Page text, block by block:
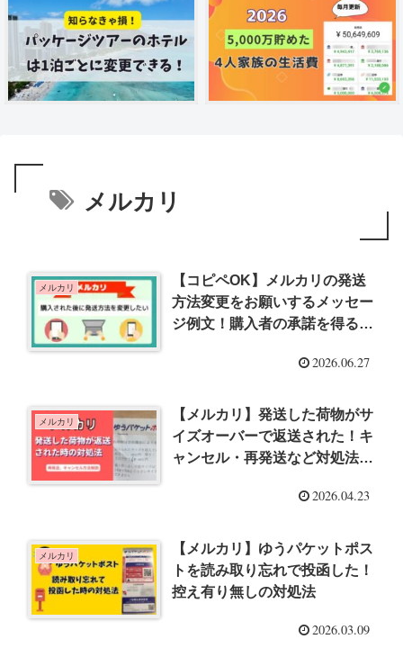
メルカリ
メルカリ
【コピペOK】メルカリの発送
方法変更をお願いするメッセー
ジ例文！購入者の承諾を得るコ
2026.06.27
メルカリ
【メルカリ】発送した荷物がサ
イズオーバーで返送された！キ
ャンセル・再発送など対処法を
2026.04.23
メルカリ
【メルカリ】ゆうパケットポス
トを読み取り忘れで投函した！
控え有り無しの対処法
2026.03.09